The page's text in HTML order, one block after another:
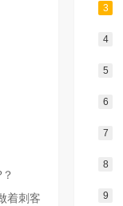
着刺客
3
4
5
6
7
8
9